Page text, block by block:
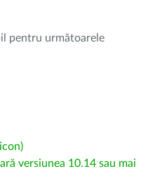
pentru următoarele
versiunea 10.14 sau mai